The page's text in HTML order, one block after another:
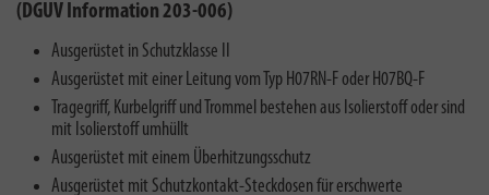
(DGUV Information 203-006)
Ausgerüstet in Schutzklasse II
Ausgerüstet mit einer Leitung vom Typ H07RN-F oder H07BQ-F
Tragegriff, Kurbelgriff und Trommel bestehen aus Isolierstoff oder sind
mit Isolierstoff umhüllt
Ausgerüstet mit einem Überhitzungsschutz
Ausgerüstet mit Schutzkontakt-Steckdosen für erschwerte